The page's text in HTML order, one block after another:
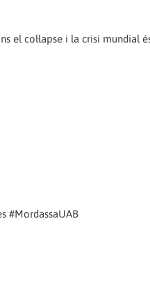
el col·lapse i la crisi mundial
#MordassaUAB